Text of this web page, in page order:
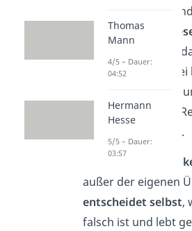
einer Ordnung,
schöpferisches
glaubten dabei an
ein Mensch, der
unabhängig denkt
gesellschaftlichen
einschränken lässt.
Dieses Genie
folgt
außer der eigenen
entscheidet selbst,
falsch ist und lebt
Thomas
Mann
4/5 – Dauer:
04:52
Hermann
Hesse
5/5 – Dauer:
03:57